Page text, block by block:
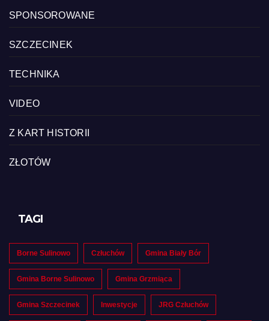
SPONSOROWANE
SZCZECINEK
TECHNIKA
VIDEO
Z KART HISTORII
ZŁOTÓW
TAGI
Borne Sulinowo Człuchów Gmina Biały Bór
Gmina Borne Sulinowo Gmina Grzmiąca
Gmina Szczecinek Inwestycje JRG Człuchów